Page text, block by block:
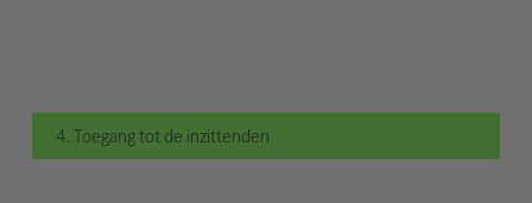
4. Toegang tot de inzittenden